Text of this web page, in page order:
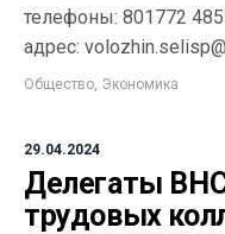
телефоны: 801772
адрес:
Общество, Экономика
29.04.2024
Делегаты
трудовых